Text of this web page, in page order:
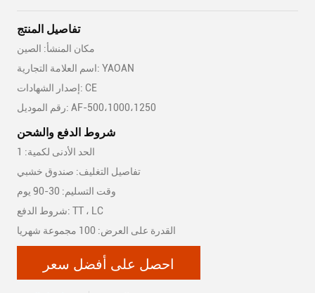
تفاصيل المنتج
مكان المنشأ: الصين
اسم العلامة التجارية: YAOAN
إصدار الشهادات: CE
رقم الموديل: AF-500،1000،1250
شروط الدفع والشحن
الحد الأدنى لكمية: 1
تفاصيل التغليف: صندوق خشبي
وقت التسليم: 30-90 يوم
شروط الدفع: TT ، LC
القدرة على العرض: 100 مجموعة شهريا
احصل على أفضل سعر